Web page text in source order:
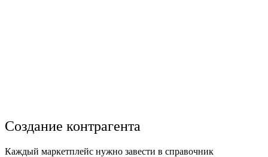
Создание контрагента
Каждый маркетплейс нужно завести в справочник